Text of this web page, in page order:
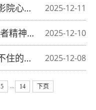
2025-12-11
心理电
2025-12-10
精神主题
2025-12-08
的热爱”
5 ... 14 下页